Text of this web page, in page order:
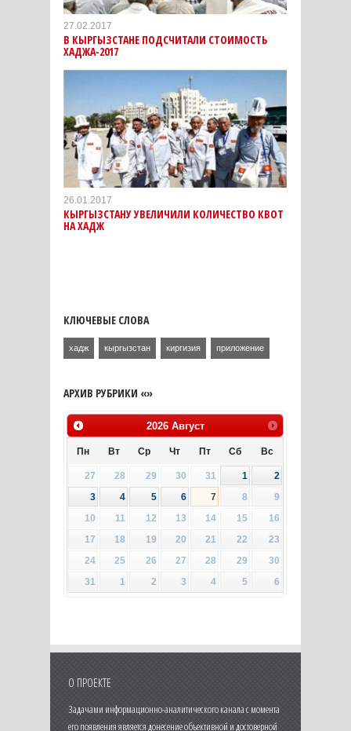
27.02.2017
В КЫРГЫЗСТАНЕ ПОДСЧИТАЛИ СТОИМОСТЬ
ХАДЖА-2017
26.01.2017
КЫРГЫЗСТАНУ УВЕЛИЧИЛИ КОЛИЧЕСТВО КВОТ
НА ХАДЖ
КЛЮЧЕВЫЕ СЛОВА
хадж кыргызстан киргизия приложение
АРХИВ РУБРИКИ «»
2026 Август
Пн Вт Ср Чт Пт Сб Вс
27 28 29 30 31 1
2
3
4 5 6 7 8
9
10
11 12 13 14 15
16
17
18 19 20 21 22
23
24
25 26 27 28 29
30
31
1 2 3 4 5 6
О ПРОЕКТЕ
Задачами информационно-аналитического канала с момента
его появления является донесение объективной и достоверной